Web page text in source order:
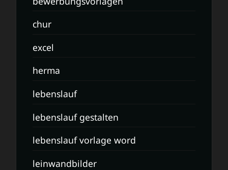
chur
excel
herma
lebenslauf
lebenslauf gestalten
lebenslauf vorlage word
leinwandbilder